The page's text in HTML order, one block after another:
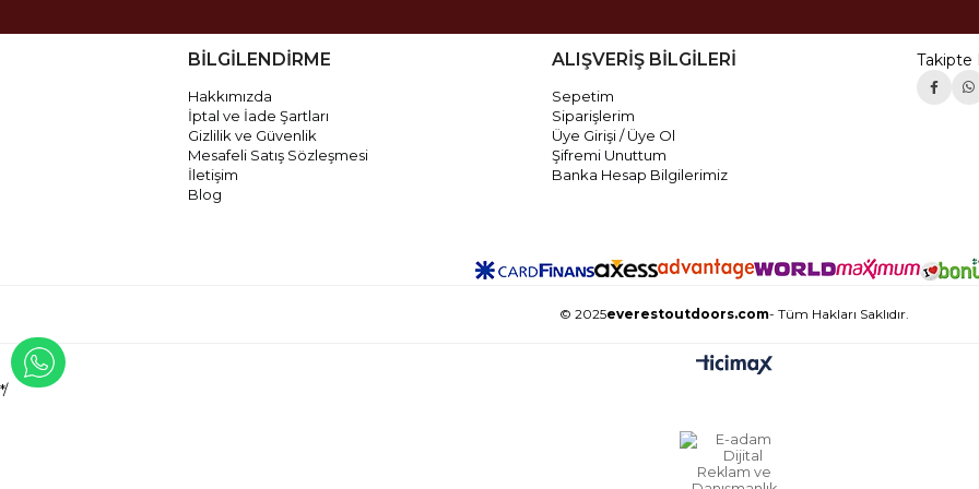
BİLGİLENDİRME
Hakkımızda
İptal ve İade Şartları
Gizlilik ve Güvenlik
Mesafeli Satış Sözleşmesi
İletişim
Blog
ALIŞVERİŞ BİLGİLERİ
Sepetim
Siparişlerim
Üye Girişi / Üye Ol
Şifremi Unuttum
Banka Hesap Bilgilerimiz
Takipte
© 2025everestoutdoors.com- Tüm Hakları Saklıdır.
*/